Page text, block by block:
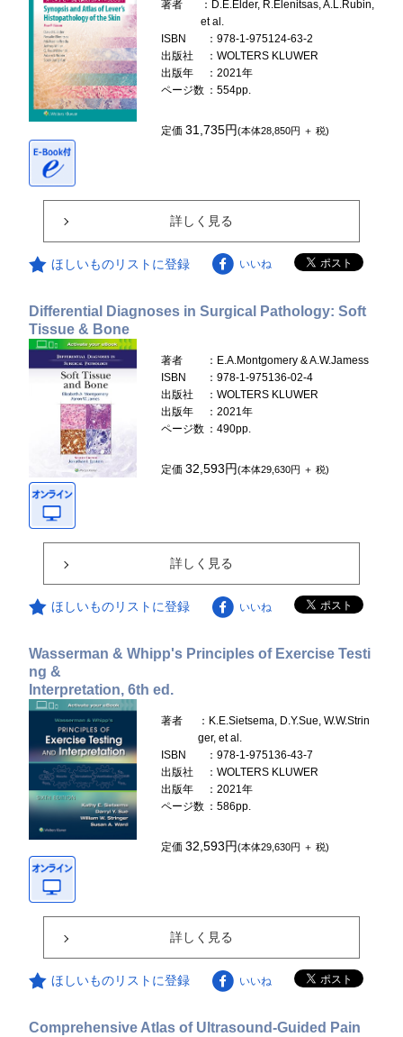
著者
：D.E.Elder, R.Elenitsas, A.L.Rubin,
et al.
ISBN
：978-1-975124-63-2
出版社
：WOLTERS KLUWER
出版年
：2021年
ページ数 ：554pp.
定価31,735円(本体28,850円 ＋ 税)
詳しく見る
ほしいものリストに登録 いいね
Differential Diagnoses in Surgical Pathology: Soft
Tissue & Bone
著者
：E.A.Montgomery & A.W.Jamess
ISBN
：978-1-975136-02-4
出版社
：WOLTERS KLUWER
出版年
：2021年
ページ数 ：490pp.
定価32,593円(本体29,630円 ＋ 税)
詳しく見る
ほしいものリストに登録 いいね
Wasserman & Whipp's Principles of Exercise Testi
ng &
Interpretation, 6th ed.
著者
：K.E.Sietsema, D.Y.Sue, W.W.Strin
ger, et al.
ISBN
：978-1-975136-43-7
出版社
：WOLTERS KLUWER
出版年
：2021年
ページ数 ：586pp.
定価32,593円(本体29,630円 ＋ 税)
詳しく見る
ほしいものリストに登録 いいね
Comprehensive Atlas of Ultrasound-Guided Pain